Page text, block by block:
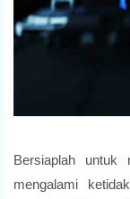
Bersiaplah untuk
mengalami